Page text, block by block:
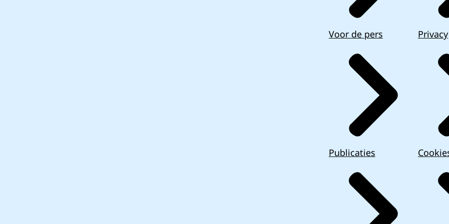
Voor de pers
Publicaties
Privacy